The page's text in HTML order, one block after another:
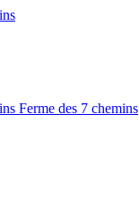
Ferme des 7 chemins